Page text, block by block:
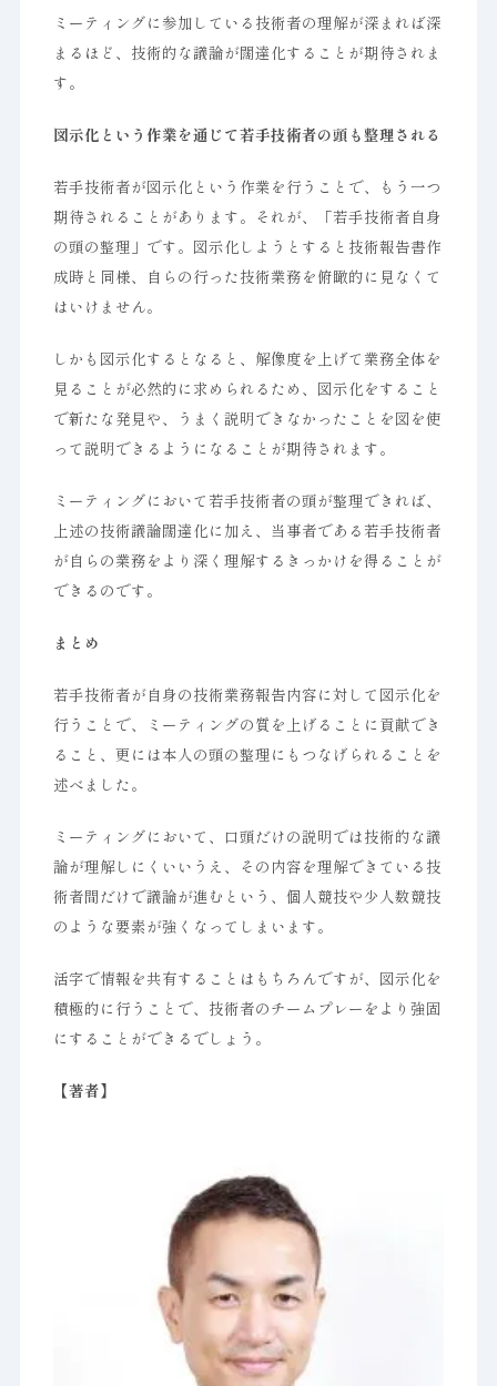
ミーティングに参加している技術者の理解が深まれば深
まるほど、技術的な議論が闊達化することが期待されま
す。
図示化という作業を通じて若手技術者の頭も整理される
若手技術者が図示化という作業を行うことで、もう一つ
期待されることがあります。それが、「若手技術者自身
の頭の整理」です。図示化しようとすると技術報告書作
成時と同様、自らの行った技術業務を俯瞰的に見なくて
はいけません。
しかも図示化するとなると、解像度を上げて業務全体を
見ることが必然的に求められるため、図示化をすること
で新たな発見や、うまく説明できなかったことを図を使
って説明できるようになることが期待されます。
ミーティングにおいて若手技術者の頭が整理できれば、
上述の技術議論闊達化に加え、当事者である若手技術者
が自らの業務をより深く理解するきっかけを得ることが
できるのです。
まとめ
若手技術者が自身の技術業務報告内容に対して図示化を
行うことで、ミーティングの質を上げることに貢献でき
ること、更には本人の頭の整理にもつなげられることを
述べました。
ミーティングにおいて、口頭だけの説明では技術的な議
論が理解しにくいいうえ、その内容を理解できている技
術者間だけで議論が進むという、個人競技や少人数競技
のような要素が強くなってしまいます。
活字で情報を共有することはもちろんですが、図示化を
積極的に行うことで、技術者のチームプレーをより強固
にすることができるでしょう。
【著者】